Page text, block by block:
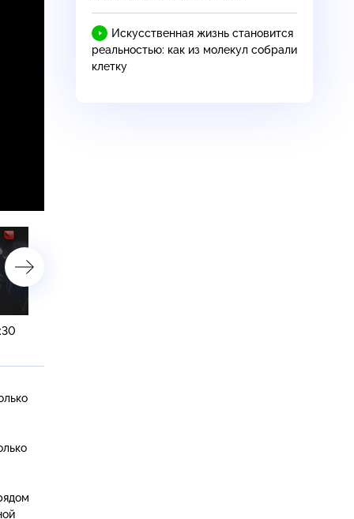
Искусственная жизнь становится
реальностью: как из молекул собрали
клетку